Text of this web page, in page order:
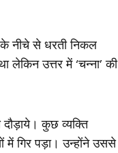
नीचे से धरती निकल
उत्तर में ‘चन्ना’ की
दौड़ाये। कुछ व्यक्ति
गिर पड़ा। उन्होंने उससे